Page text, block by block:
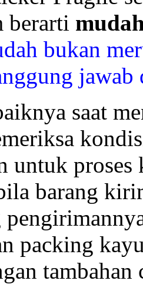
berarti
bukan
saat
untuk
barang
packing
tambahan